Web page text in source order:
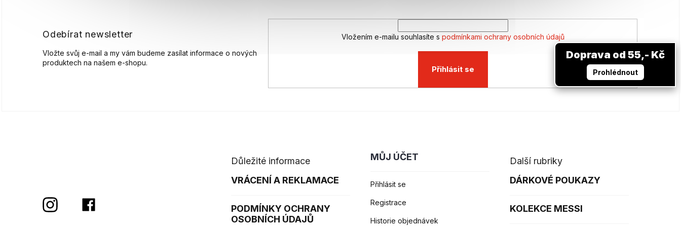
p
r
v
k
p
Odebírat newsletter
Vložte svůj e-mail a my vám budeme zasílat informace o nových
produktech na našem e-shopu.
Vložením e-mailu souhlasíte s podmínkami ochrany osobních údajů
Přihlásit se
Důležité informace
VRÁCENÍ A REKLAMACE
PODMÍNKY OCHRANY
OSOBNÍCH ÚDAJŮ
MŮJ ÚČET
Přihlásit se
Registrace
Historie objednávek
Další rubriky
DÁRKOVÉ POUKAZY
KOLEKCE MESSI
Doprava od 55,- Kč
Prohlédnout